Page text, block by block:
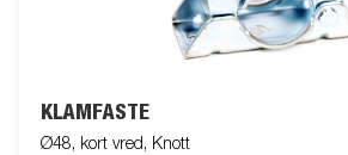
KLÄMFÄSTE
Ø48, kort vred, Knott